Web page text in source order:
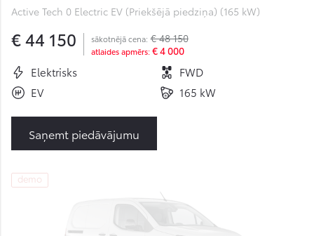
Active Tech 0 Electric EV (Priekšējā piedziņa) (165 kW)
€ 44 150 sākotnējā cena: € 48 150
atlaides apmērs: € 4 000
Elektrisks
FWD
EV
165 kW
Saņemt piedāvājumu
demo